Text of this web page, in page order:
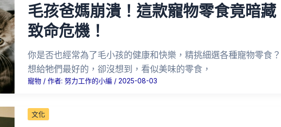
毛孩爸媽崩潰！這款寵物零食竟暗藏
致命危機！
你是否也經常為了毛小孩的健康和快樂，精挑細選各種寵物零食？
想給牠們最好的，卻沒想到，看似美味的零食，
寵物/ 作者: 努力工作的小編 / 2025-08-03
文化